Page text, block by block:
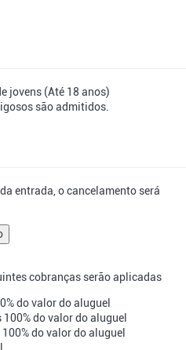
jovens (Até 18 anos)
são admitidos.
entrada, o cancelamento será
cobranças serão aplicadas
0% do valor do aluguel
100% do valor do aluguel
100% do valor do aluguel